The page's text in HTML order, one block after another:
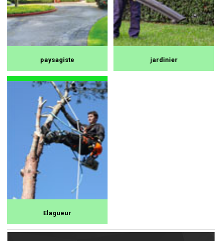
paysagiste jardinier
Elagueur